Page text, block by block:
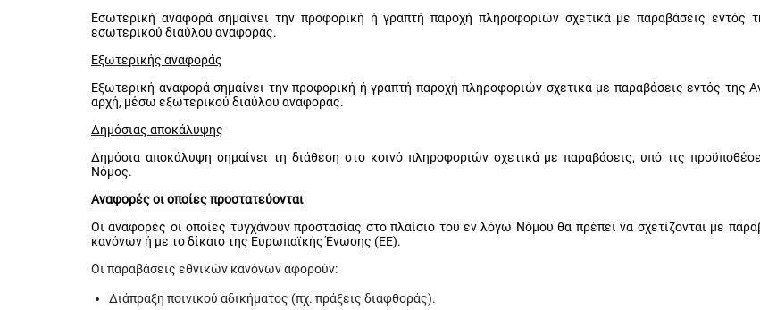
Εσωτερική αναφορά σημαίνει την προφορική ή γραπτή παροχή πληροφοριών σχετικά με παραβάσεις εντός
εσωτερικού διαύλου αναφοράς.
Εξωτερικής αναφοράς
Εξωτερική αναφορά σημαίνει την προφορική ή γραπτή παροχή πληροφοριών σχετικά με παραβάσεις εντός της
αρχή, μέσω εξωτερικού διαύλου αναφοράς.
Δημόσιας αποκάλυψης
Δημόσια αποκάλυψη σημαίνει τη διάθεση στο κοινό πληροφοριών σχετικά με παραβάσεις, υπό τις
Νόμος.
Αναφορές οι οποίες προστατεύονται
Οι αναφορές οι οποίες τυγχάνουν προστασίας στο πλαίσιο του εν λόγω Νόμου θα πρέπει να σχετίζονται με
κανόνων ή με το δίκαιο της Ευρωπαϊκής Ένωσης (ΕΕ).
Οι παραβάσεις εθνικών κανόνων αφορούν:
Διάπραξη ποινικού αδικήματος (πχ. πράξεις διαφθοράς).